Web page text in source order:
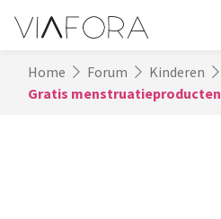
Home Forum Kinderen
Gratis menstruatieproducten